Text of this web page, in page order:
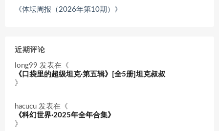
《体坛周报（2026年第10期）》
近期评论
long99 发表在《
《口袋里的超级坦克·第五辑》[全5册]坦克叔叔
》
hacucu 发表在《
《科幻世界·2025年全年合集》
》